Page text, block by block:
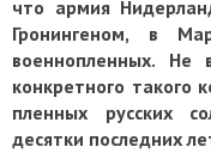
что армия
Гронингеном, в
военнопленных. Не
конкретного такого
пленных русских
десятки последних